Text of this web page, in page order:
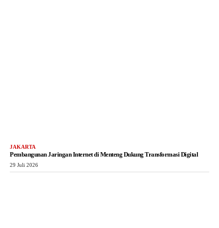
JAKARTA
Pembangunan Jaringan Internet di Menteng Dukung Transformasi Digital
29 Juli 2026